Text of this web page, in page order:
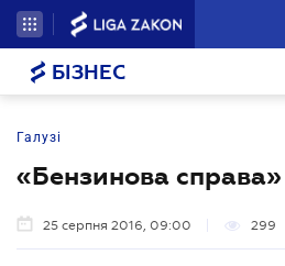
БІЗНЕС
Галузі
«Бензинова справа»
25 серпня 2016, 09:00 299